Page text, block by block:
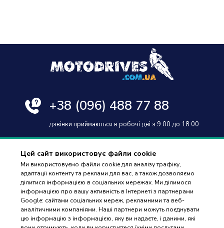
Цей сайт використовує файли cookie
Ми використовуємо файли cookie для аналізу трафіку,
адаптації контенту та реклами для вас, а також дозволяємо
ділитися інформацією в соціальних мережах. Ми ділимося
інформацією про вашу активність в Інтернеті з партнерами
Google: сайтами соціальних мереж, рекламними та веб-
аналітичними компаніями. Наші партнери можуть поєднувати
цю інформацію з інформацією, яку ви надаєте, і даними, які
+38 (096) 488 77 88
дзвінки приймаються в робочі дні з 9:00 до 18:00
Оплата та доставка
Гарантія і повернення
Контакти